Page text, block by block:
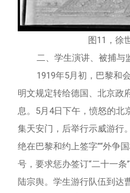
图11，徐
二、学生演讲、被捕与
1919年5月初，巴黎和会
明文规定转给德国、北京政
息。5月4日下午，愤怒的北
集天安门，后举行示威游行
绝在巴黎和约上签字”“外争
号，要求惩办签订“二十一条
陆宗舆。学生游行队伍到达